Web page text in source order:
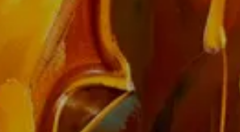
Séoul
visites urbaines
concerts
restaurants